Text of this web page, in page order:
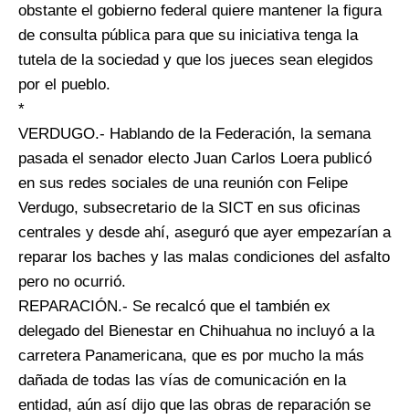
obstante el gobierno federal quiere mantener la figura
de consulta pública para que su iniciativa tenga la
tutela de la sociedad y que los jueces sean elegidos
por el pueblo.
*
VERDUGO.- Hablando de la Federación, la semana
pasada el senador electo Juan Carlos Loera publicó
en sus redes sociales de una reunión con Felipe
Verdugo, subsecretario de la SICT en sus oficinas
centrales y desde ahí, aseguró que ayer empezarían a
reparar los baches y las malas condiciones del asfalto
pero no ocurrió.
REPARACIÓN.- Se recalcó que el también ex
delegado del Bienestar en Chihuahua no incluyó a la
carretera Panamericana, que es por mucho la más
dañada de todas las vías de comunicación en la
entidad, aún así dijo que las obras de reparación se